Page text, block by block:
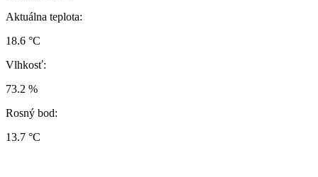
Aktuálna teplota:
18.6 °C
Vlhkosť:
73.2 %
Rosný bod:
13.7 °C